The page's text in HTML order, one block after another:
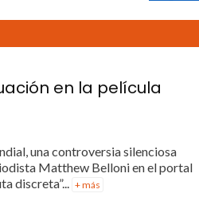
en la película
una controversia silenciosa
Matthew Belloni en el portal
discreta”... + más